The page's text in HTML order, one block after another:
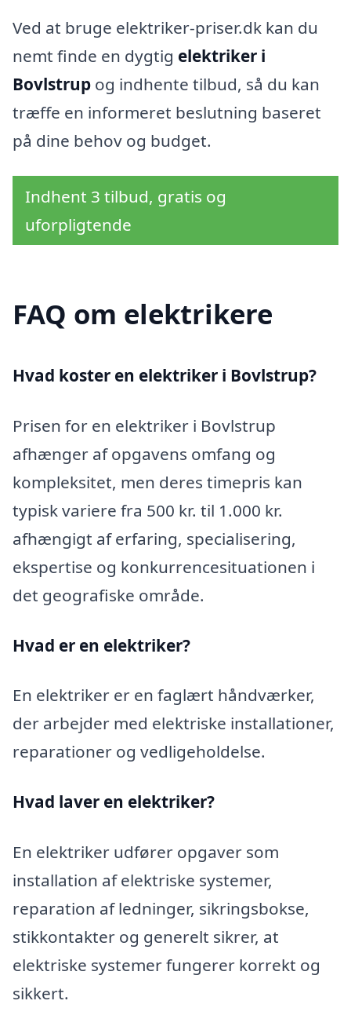
Ved at bruge elektriker-priser.dk kan du
nemt finde en dygtig elektriker i
Bovlstrup og indhente tilbud, så du kan
træffe en informeret beslutning baseret
på dine behov og budget.
Indhent 3 tilbud, gratis og
uforpligtende
FAQ om elektrikere
Hvad koster en elektriker i Bovlstrup?
Prisen for en elektriker i Bovlstrup
afhænger af opgavens omfang og
kompleksitet, men deres timepris kan
typisk variere fra 500 kr. til 1.000 kr.
afhængigt af erfaring, specialisering,
ekspertise og konkurrencesituationen i
det geografiske område.
Hvad er en elektriker?
En elektriker er en faglært håndværker,
der arbejder med elektriske installationer,
reparationer og vedligeholdelse.
Hvad laver en elektriker?
En elektriker udfører opgaver som
installation af elektriske systemer,
reparation af ledninger, sikringsbokse,
stikkontakter og generelt sikrer, at
elektriske systemer fungerer korrekt og
sikkert.